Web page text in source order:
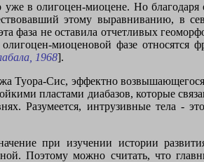
в олигоцен-миоцене. Но благодаря
этому выравниванию, в
фаза не оставила отчетливых
миоценовой фазе относятся
1968].
Туора-Сис, эффектно
пластами диабазов, которые
Разумеется, интрузивные тела -
при изучении истории
Поэтому можно считать, что